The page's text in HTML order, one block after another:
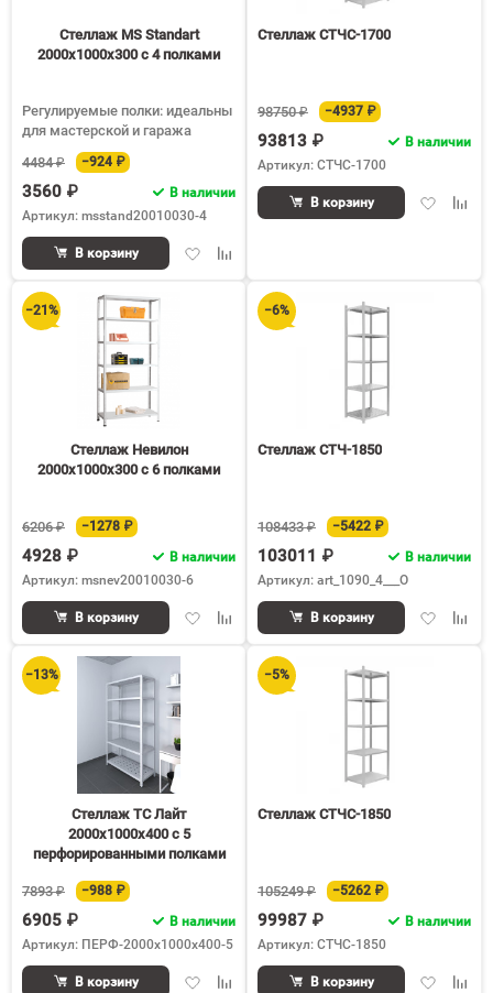
Стеллаж MS Standart
2000х1000х300 c 4 полками
Регулируемые полки: идеальны
для мастерской и гаража
4484 ₽
−924 ₽
3560 ₽
В наличии
Артикул: msstand20010030-4
ДобавитьДобавить
сравнению
В корзину
Стеллаж СТЧС-1700
98750 ₽ −4937 ₽
93813 ₽
В наличии
Артикул: СТЧС-1700
Добавить
В корзину
−21%
Стеллаж Невилон
2000х1000х300 c 6 полками
6206 ₽ −1278 ₽
4928 ₽
В наличии
Артикул: msnev20010030-6
Добавить
избранное
Добавить
сравнению
В корзину
−6%
Стеллаж СТЧ-1850
108433 ₽ −5422 ₽
103011 ₽
В наличии
Артикул: art_1090_4___O
Добавить
В корзину
−13%
Стеллаж ТС Лайт
2000х1000х400 с 5
перфорированными полками
7893 ₽ −988 ₽
6905 ₽
В наличии
Артикул: ПЕРФ-2000x1000x400-5
ДобавитьДобавить
В корзину
−5%
Стеллаж СТЧС-1850
105249 ₽ −5262 ₽
99987 ₽
В наличии
Артикул: СТЧС-1850
Добавить
В корзину